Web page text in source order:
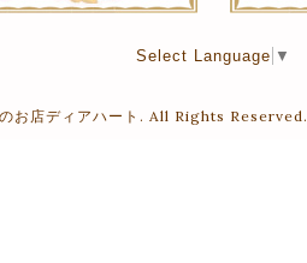
Select Language ▼
お店ディアハート . All Rights Reserved.